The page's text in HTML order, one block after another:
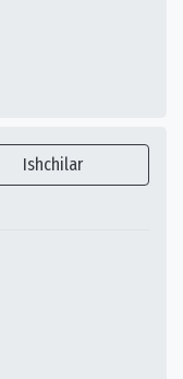
Ishchilar